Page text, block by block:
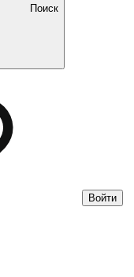
Поиск
Войти